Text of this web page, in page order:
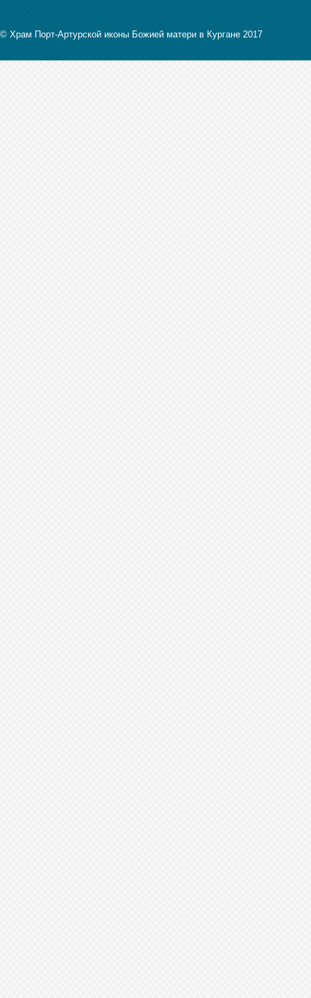
© Храм Порт-Артурской иконы Божией матери в Кургане 2017